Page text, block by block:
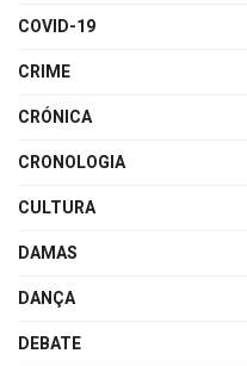
COVID-19
CRIME
CRÓNICA
CRONOLOGIA
CULTURA
DAMAS
DANÇA
DEBATE